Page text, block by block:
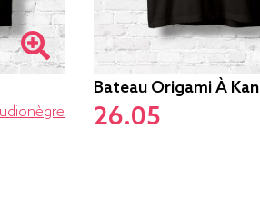
Bateau Origami À
26.05